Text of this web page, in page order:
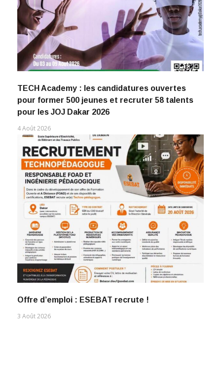
TECH Academy : les candidatures ouvertes
pour former 500 jeunes et recruter 58 talents
pour les JOJ Dakar 2026
4 Août 2026
Offre d’emploi : ESEBAT recrute !
3 Août 2026